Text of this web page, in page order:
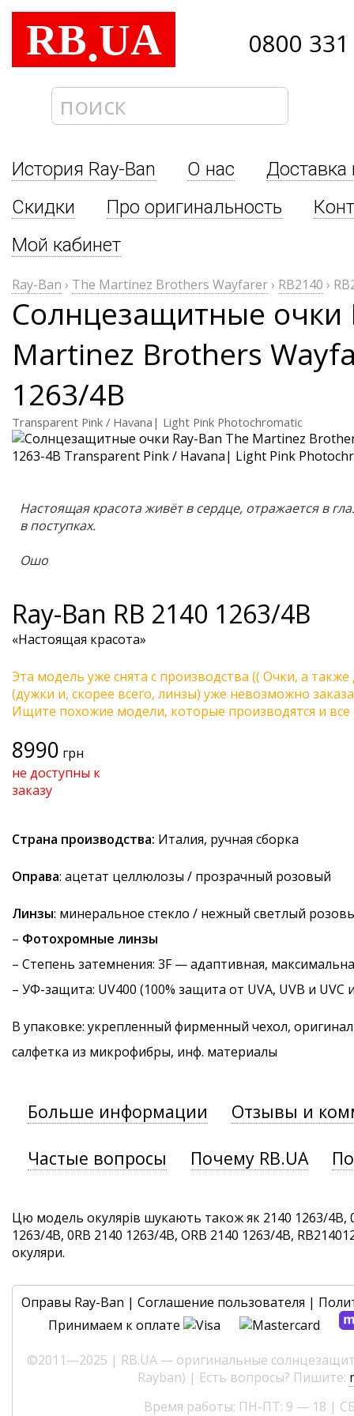
RB.UA 0800
История Ray-Ban О нас
Доставка
Скидки
Про оригинальность
Мой кабинет
Ray-Ban › The Martinez Brothers Wayfarer› RB2140 ›
Солнцезащитные очки
Martinez Brothers
1263/4B
Transparent Pink / Havana| Light Pink Photochromatic
Настоящая красота живёт в сердце, отражается в
в поступках.
Ошо
Ray-Ban RB 2140 1263/4B
«Настоящая красота»
Эта модель уже снята с производства (( Очки, а
(дужки и, скорее всего, линзы) уже невозможно
Ищите похожие модели, которые производятся и
8990 грн
не доступны к
заказу
Страна производства: Италия, ручная сборка
Оправа: ацетат целлюлозы / прозрачный розовый
Линзы: минеральное стекло / нежный светлый
– Фотохромные линзы
– Степень затемнения: 3F — адаптивная,
– УФ-защита: UV400 (100% защита от UVA, UVB и UVC
В упаковке: укрепленный фирменный чехол,
салфетка из микрофибры, инф. материалы
Больше информации Отзывы и
Частые вопросы Почему RB.UA
Цю модель окулярів шукають також як 2140 1263/4B,
1263/4B, 0RB 2140 1263/4B, ORB 2140 1263/4B,
окуляри.
Оправы Ray-Ban | Соглашение пользователя |
Принимаем к оплате
©2011—2025 | RB.UA — оригинальные
Rayban) | Есть вопросы? Пишите:
Время работы: ПН-ПТ: 9 — 18 |